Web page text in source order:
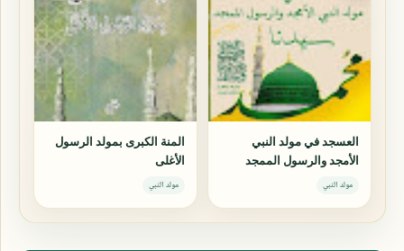
العسجد في مولد النبي
الأمجد والرسول الممجد
سيدنا محمد
مولد النبي
المنة الكبرى بمولد الرسول
الأغلى
مولد النبي